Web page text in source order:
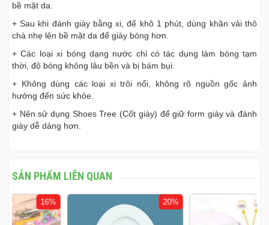
bề mặt da.
+ Sau khi đánh giày bằng xi, để khô 1 phút, dùng khăn vải thô
chà nhẹ lên bề mặt da để giày bóng hơn.
+ Các loại xi bóng dạng nước chỉ có tác dụng làm bóng tạm
thời, độ bóng không lâu bền và bị bám bụi.
+ Không dùng các loại xi trôi nổi, không rõ nguồn gốc ảnh
hưởng đến sức khỏe.
+ Nên sử dụng Shoes Tree (Cốt giày) để giữ form giày và đánh
giày dễ dàng hơn.
SẢN PHẨM LIÊN QUAN
20% 17%